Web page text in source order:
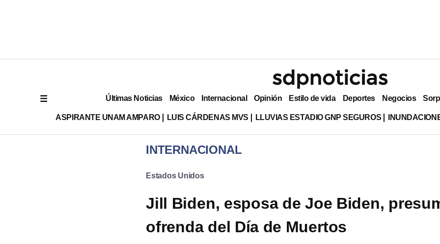
Últimas Noticias México Internacional Opinión Estilo de vida Deportes Negocios
ASPIRANTE UNAM AMPARO LUIS CÁRDENAS MVS LLUVIAS ESTADIO GNP SEGUROS
INTERNACIONAL
Estados Unidos
Jill Biden, esposa de Joe Biden,
ofrenda del Día de Muertos